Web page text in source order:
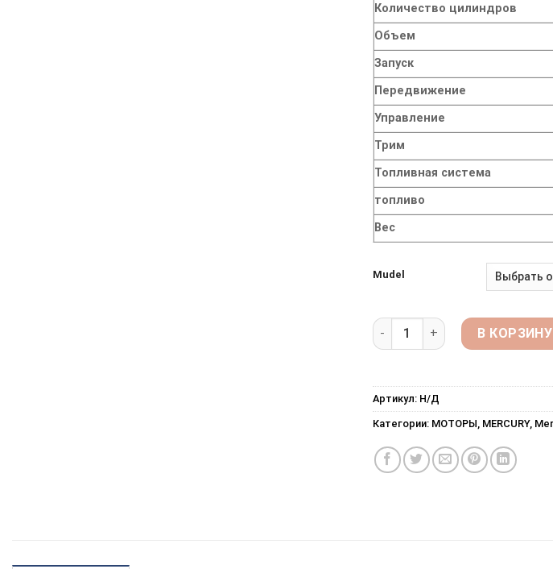
Количество цилиндров
Объем
Запуск
Передвижение
Управление
Трим
Топливная система
топливо
Вес
Mudel
Количество товара MERCURY
В КОРЗИНУ
Артикул: Н/Д
Категории: МОТОРЫ MERCURY,